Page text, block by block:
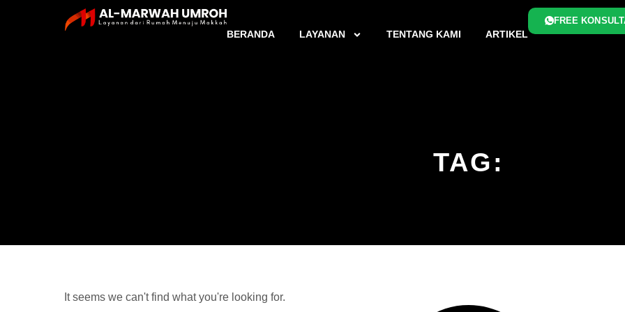
BERANDA LAYANAN TENTANG KAMI ARTIKEL
FREE
TAG:
It seems we can't find what you're looking for.